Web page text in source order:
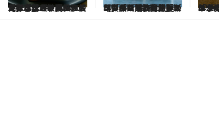
2025.8.27
【ガラスうつわレッスン】「IKEA・WECKでおなじみ、ガラスの保存容器がマルチに使える！」そうめんやビビンバに《敏腕フードスタイリスト直伝》 2025.8.27
【ガラスうつわレッスン】「断然使い勝手がいいのは“ボデガ”」無印良品で購入可。麺のつけダレ入れや冷製スープにも《敏腕フードスタイリスト直伝》 「家庭のチャーハンは“民藝”で見栄えに差がつ